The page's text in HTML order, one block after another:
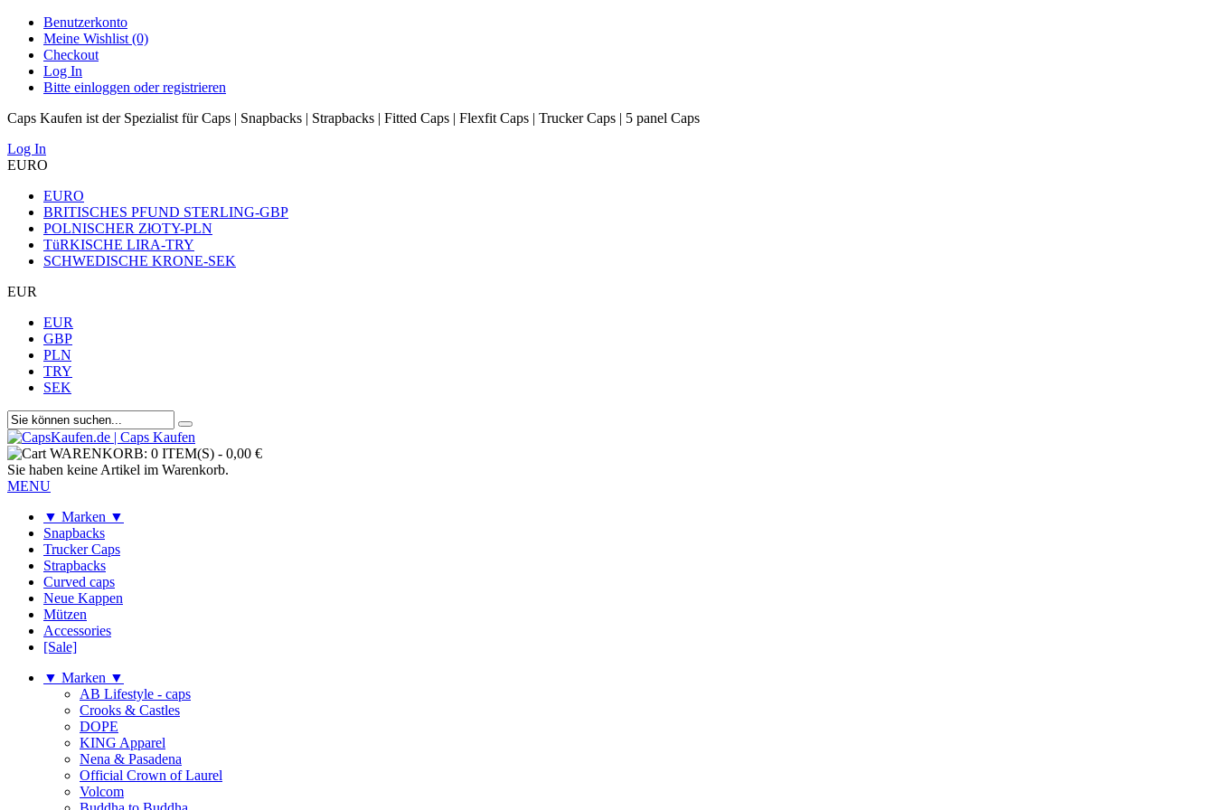
Benutzerkonto
Meine Wishlist (0)
Checkout
Log In
Bitte einloggen oder registrieren
Caps Kaufen ist der Spezialist für Caps | Snapbacks | Strapbacks | Fitted Caps | Flexfit Caps | Trucker Caps | 5 panel Caps
Log In
EURO
EURO
BRITISCHES PFUND STERLING-GBP
POLNISCHER ZłOTY-PLN
TüRKISCHE LIRA-TRY
SCHWEDISCHE KRONE-SEK
EUR
EUR
GBP
PLN
TRY
SEK
WARENKORB: 0 ITEM(S) - 0,00 €
Sie haben keine Artikel im Warenkorb.
MENU
▼ Marken ▼
Snapbacks
Trucker Caps
Strapbacks
Curved caps
Neue Kappen
Mützen
Accessories
[Sale]
▼ Marken ▼
AB Lifestyle - caps
Crooks & Castles
DOPE
KING Apparel
Nena & Pasadena
Official Crown of Laurel
Volcom